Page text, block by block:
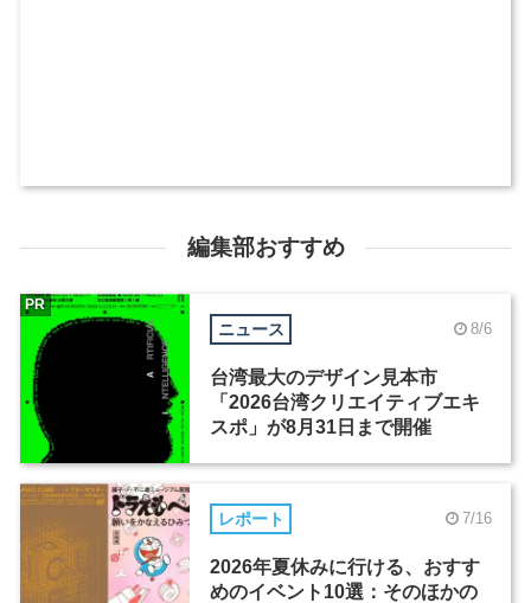
編集部おすすめ
ニュース 8/6
台湾最大のデザイン見本市
「2026台湾クリエイティブエキ
スポ」が8月31日まで開催
PR
レポート 7/16
2026年夏休みに行ける、おすす
めのイベント10選：そのほかの